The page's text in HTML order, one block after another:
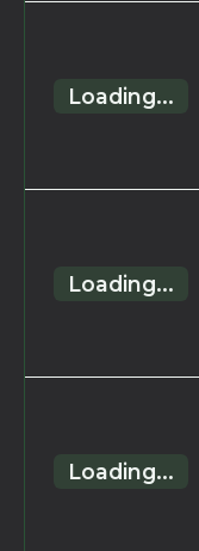
Loading...
Loading...
Loading...